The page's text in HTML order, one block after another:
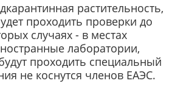
растительность,
проходить проверки до
случаях - в местах
лаборатории,
проходить специальный
не коснутся членов ЕАЭС.